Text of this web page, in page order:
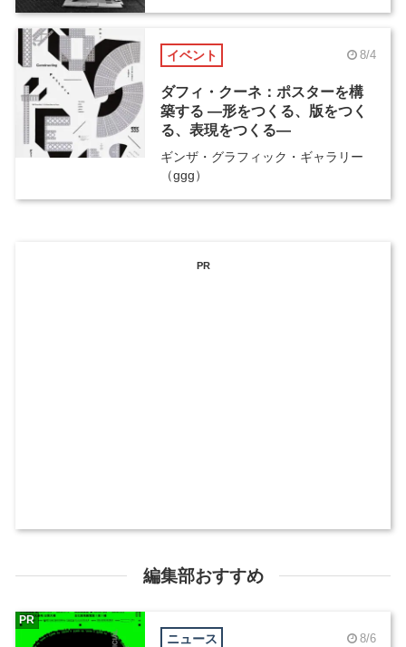
イベント 8/4
ダフィ・クーネ：ポスターを構
築する ―形をつくる、版をつく
る、表現をつくる―
ギンザ・グラフィック・ギャラリー
（ggg）
PR
編集部おすすめ
ニュース 8/6
PR